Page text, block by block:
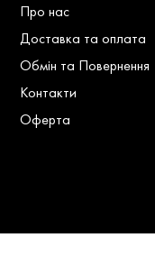
Про нас
Доставка та оплата
Обмін та Повернення
Контакти
Оферта